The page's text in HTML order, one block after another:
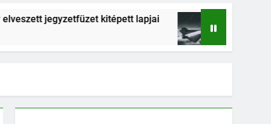
kitépett lapjai
2 Hónap Ezelőtt